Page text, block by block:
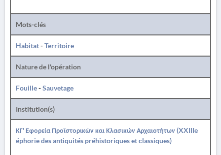
Mots-clés
Habitat-Territoire
Nature de l'opération
Fouille-Sauvetage
Institution(s)
ΚΓ' Εφορεία Προϊστορικών και Κλασικών Αρχαιοτήτων (XXIIIe
éphorie des antiquités préhistoriques et classiques)